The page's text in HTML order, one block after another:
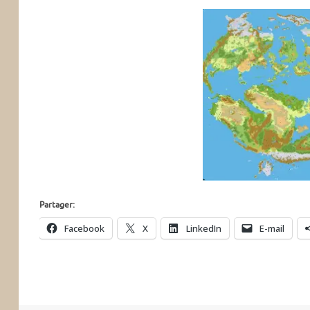
Partager:
Facebook X LinkedIn E-mail